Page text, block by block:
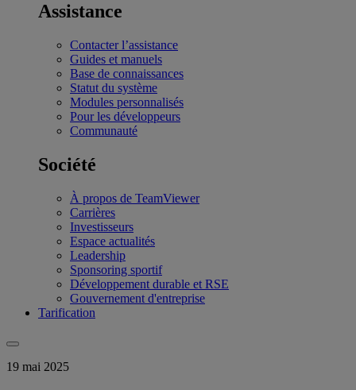
Assistance
Contacter l’assistance
Guides et manuels
Base de connaissances
Statut du système
Modules personnalisés
Pour les développeurs
Communauté
Société
À propos de TeamViewer
Carrières
Investisseurs
Espace actualités
Leadership
Sponsoring sportif
Développement durable et RSE
Gouvernement d'entreprise
Tarification
19 mai 2025